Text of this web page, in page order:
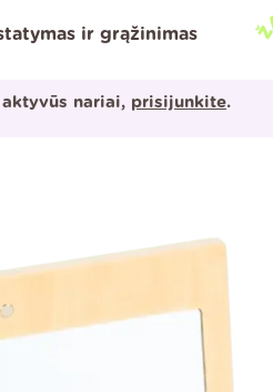
ir grąžinimas
nariai, prisijunkite.